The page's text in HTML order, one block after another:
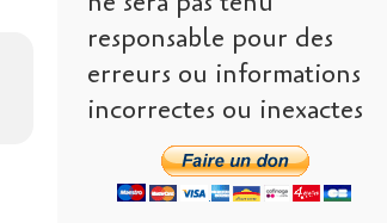
responsable pour des
erreurs ou informations
incorrectes ou inexactes